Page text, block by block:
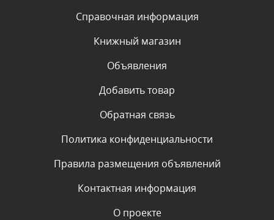
Текст комментария будет виден после проверки
администратором.
Комментарий проверяется
администратором.
Комментарий проверяется
администратором.
Комментарий проверяется
Справочная информация
Книжный магазин
Объявления
Добавить товар
Обратная связь
Политика конфиденциальности
Правила размещения объявлений
Контактная информация
О проекте